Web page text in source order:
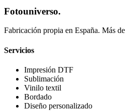
Fotouniverso.
Fabricación propia en España. Más
Servicios
Impresión DTF
Sublimación
Vinilo textil
Bordado
Diseño personalizado